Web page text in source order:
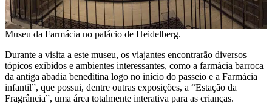
Museu da Farmácia no palácio de Heidelberg.
Durante a visita a este museu, os viajantes encontrarão diversos
tópicos exibidos e ambientes interessantes, como a farmácia barroca
da antiga abadia beneditina logo no início do passeio e a Farmácia
infantil”, que possui, dentre outras exposições, a “Estação da
Fragrância”, uma área totalmente interativa para as crianças.